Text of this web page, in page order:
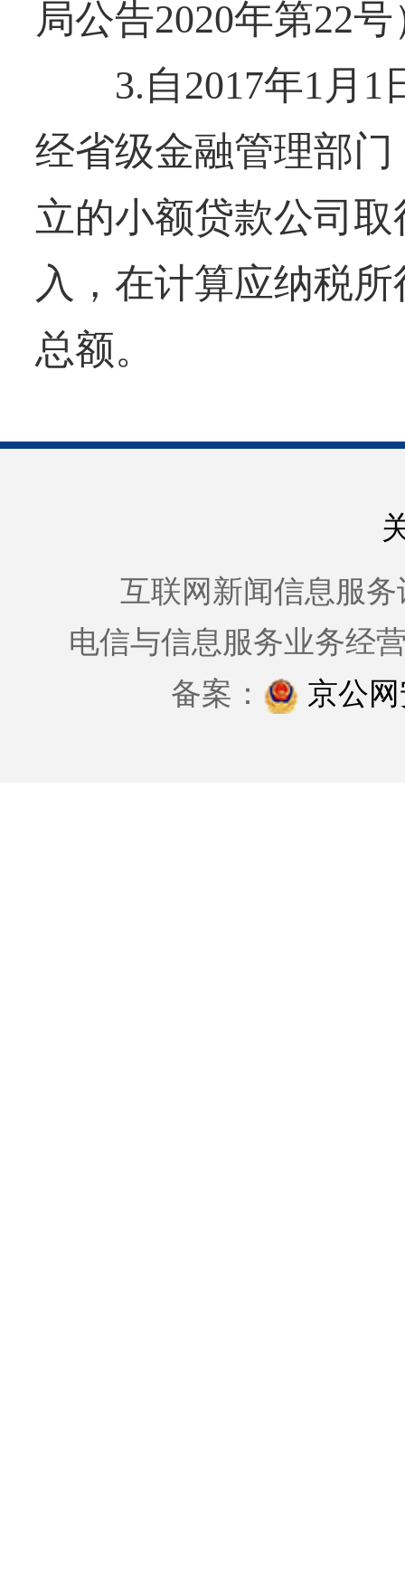
局公告2020年第22号
3.自2017年1月1
经省级金融管理部
立的小额贷款公司
入，在计算应纳税
总额。
互联网新闻信息服务
电信与信息服务业务经
备案：
京公网